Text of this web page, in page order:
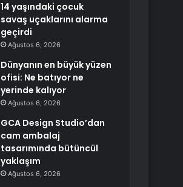
14 yaşındaki çocuk
savaş uçaklarını alarma
geçirdi
Ağustos 6, 2026
Dünyanın en büyük yüzen
ofisi: Ne batıyor ne
yerinde kalıyor
Ağustos 6, 2026
GCA Design Studio’dan
cam ambalaj
tasarımında bütüncül
yaklaşım
Ağustos 6, 2026